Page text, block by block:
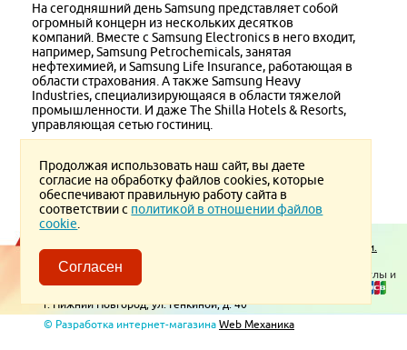
На сегодняшний день Samsung представляет собой
огромный концерн из нескольких десятков
компаний. Вместе с Samsung Electronics в него входит,
например, Samsung Petrochemicals, занятая
нефтехимией, и Samsung Life Insurance, работающая в
области страхования. А также Samsung Heavy
Industries, специализирующаяся в области тяжелой
промышленности. И даже The Shilla Hotels & Resorts,
управляющая сетью гостиниц.
Версия для печати
Пользовательское соглашение.
Политика конфиденциальности.
Политика в отношении обработки ПД
© 2026 ТеплоВсем
Отопительное оборудование, котлы и
г. Нижний Новгород, ул. Генкиной, д. 40
© Разработка интернет-магазина Web Механика
Продолжая использовать наш сайт, вы даете
согласие на обработку файлов cookies, которые
обеспечивают правильную работу сайта в
соответствии с политикой в отношении файлов
cookie
Согласен